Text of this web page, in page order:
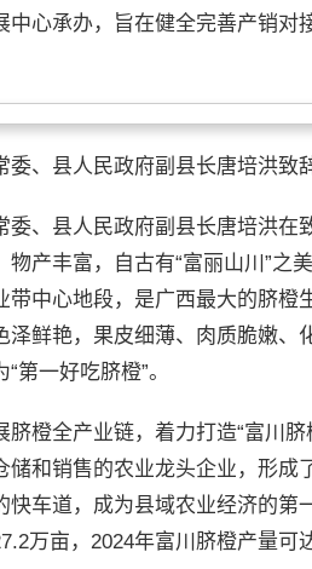
中心承办，旨在健全完善产销对
委、县人民政府副县长唐培洪致
委、县人民政府副县长唐培洪在
产丰富，自古有“富丽山川”之
中心地段，是广西最大的脐橙
鲜艳，果皮细薄、肉质脆嫩、
第一好吃脐橙”。
脐橙全产业链，着力打造“富川
和销售的农业龙头企业，形成
车道，成为县域农业经济的第
万亩，2024年富川脐橙产量可